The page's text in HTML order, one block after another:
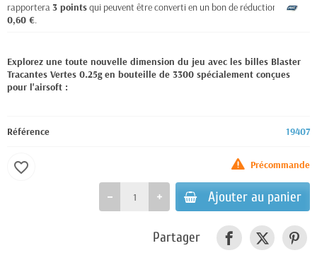
rapportera3 pointsqui peuvent être converti en un bon de réduction de
0,60 €.
Explorez une toute nouvelle dimension du jeu avec les billes Blaster
Tracantes Vertes 0.25g en bouteille de 3300 spécialement conçues
pour l'airsoft :
Référence 19407
Précommande
Ajouter au panier
favorite_border
Partager